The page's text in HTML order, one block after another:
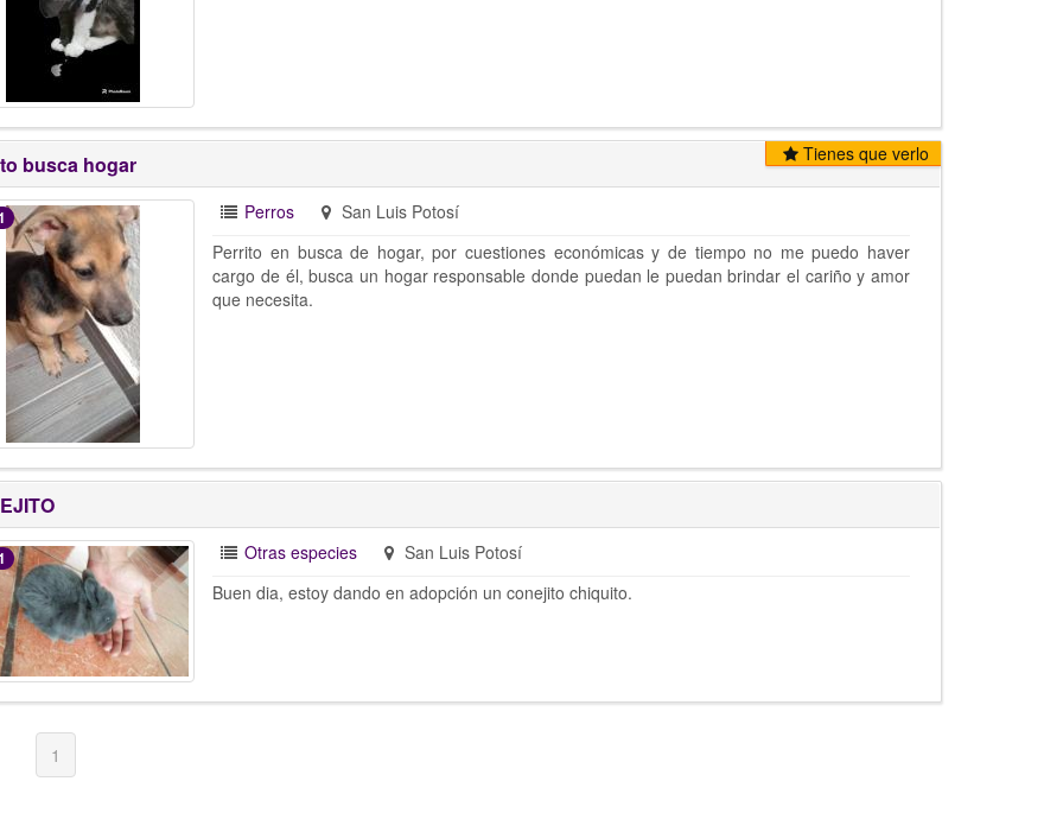
Tienes que verlo
busca hogar
Perros
San Luis Potosí
Perrito en busca de hogar, por cuestiones económicas y de tiempo no me puedo haver
cargo de él, busca un hogar responsable donde puedan le puedan brindar el cariño y amor
que necesita.
Otras especies
San Luis Potosí
Buen dia, estoy dando en adopción un conejito chiquito.
1